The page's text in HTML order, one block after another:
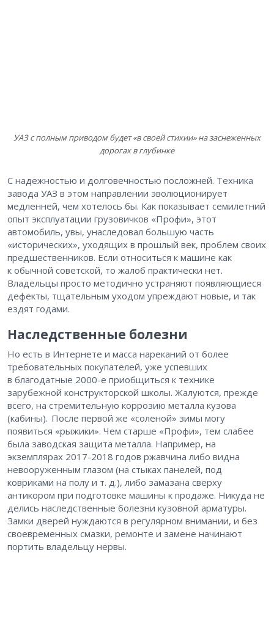
УАЗ с полным приводом будет «в своей стихии» на заснеженных
дорогах в глубинке
С надежностью и долговечностью посложней. Техника
завода УАЗ в этом направлении эволюционирует
медленней, чем хотелось бы. Как показывает семилетний
опыт эксплуатации грузовичков «Профи», этот
автомобиль, увы, унаследовал большую часть
«исторических», уходящих в прошлый век, проблем своих
предшественников. Если относиться к машине как
к обычной советской, то жалоб практически нет.
Владельцы просто методично устраняют появляющиеся
дефекты, тщательным уходом упреждают новые, и так
ездят годами.
Наследственные болезни
Но есть в Интернете и масса нареканий от более
требовательных покупателей, уже успевших
в благодатные 2000-е приобщиться к технике
зарубежной конструкторской школы. Жалуются, прежде
всего, на стремительную коррозию металла кузова
(кабины). ​После первой же «соленой» зимы могу
появиться «рыжики». Чем старше «Профи», тем слабее
была заводская защита металла. Например, на
экземплярах 2017-2018 годов ржавчина либо видна
невооруженным глазом (на стыках панелей, под
ковриками на полу и т. д.), либо замазана сверху
антикором при подготовке машины к продаже. Никуда не
делись наследственные болезни кузовной арматуры.
Замки дверей нуждаются в регулярном внимании, и без
своевременных смазки, ремонте и замене начинают
портить владельцу нервы.